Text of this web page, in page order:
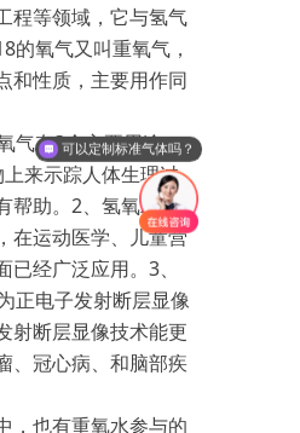
程等领域，它与氢气
的氧气又叫重氧气，
和性质，主要用作同
气有3个主要用途，
来示踪人体生理过
帮助。2、氢氧双标
在运动医学、儿童营
经广泛应用。3、
正电子发射断层显像
射断层显像技术能更
、冠心病、和脑部疾
，也有重氧水参与的
可以定制标准气体吗？